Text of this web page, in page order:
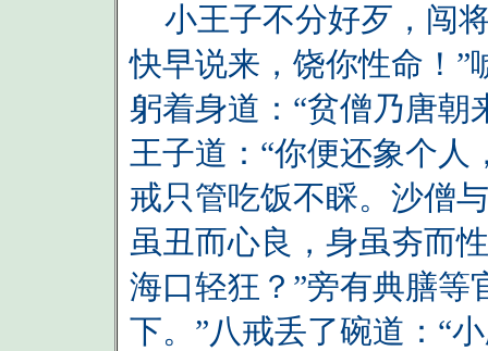
小王子不分好歹，闯
快早说来，饶你性命！”
躬着身道：“贫僧乃唐朝
王子道：“你便还象个人
戒只管吃饭不睬。沙僧
虽丑而心良，身虽夯而
海口轻狂？”旁有典膳等
下。”八戒丢了碗道：“